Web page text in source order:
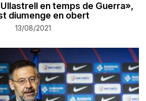
en temps de Guerra»,
diumenge en obert
13/08/2021